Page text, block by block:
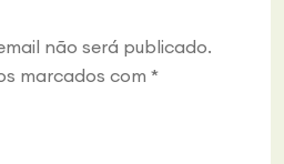
não será publicado.
marcados com *